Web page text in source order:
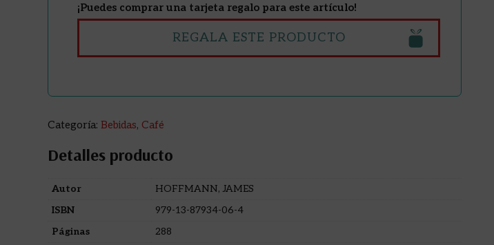
¡Puedes comprar una tarjeta regalo para este artículo!
REGALA ESTE PRODUCTO
Categoría: Bebidas, Café
Detalles producto
Autor
HOFFMANN, JAMES
ISBN
979-13-87934-06-4
Páginas
288